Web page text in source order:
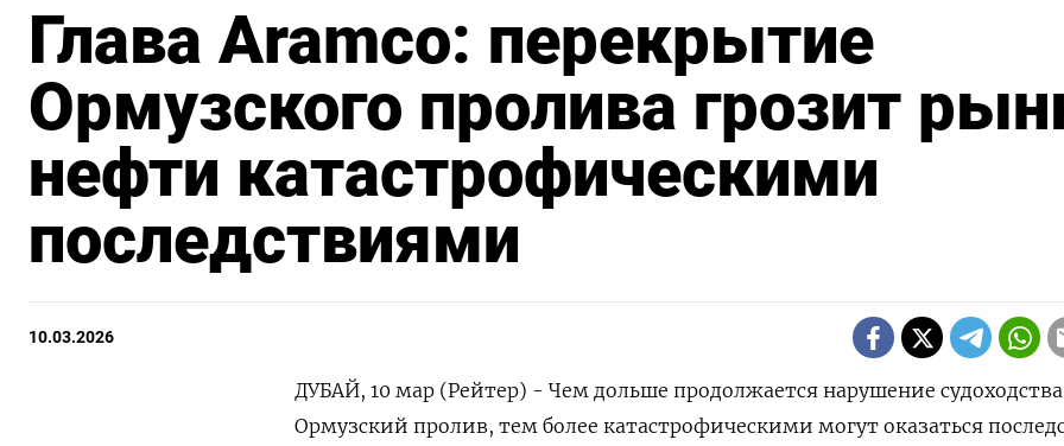
Глава Aramco: перекрытие
Ормузского пролива грозит
нефти катастрофическими
последствиями
10.03.2026
ДУБАЙ, 10 мар (Рейтер) - Чем дольше продолжается нарушение судоходства
Ормузский пролив, тем более катастрофическими могут ‌оказаться